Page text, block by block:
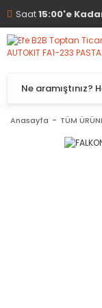
Saat15:00'e
Anasayfa TÜM